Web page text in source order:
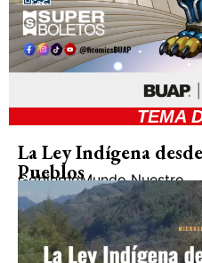
TEMA
La Ley Indígena
Pueblos
GobiernoMundo Nuestro